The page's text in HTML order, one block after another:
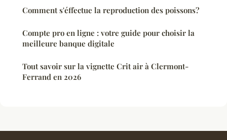
Comment s'éffectue la reproduction des poissons?
Compte pro en ligne : votre guide pour choisir la
meilleure banque digitale
Tout savoir sur la vignette Crit air à Clermont-
Ferrand en 2026